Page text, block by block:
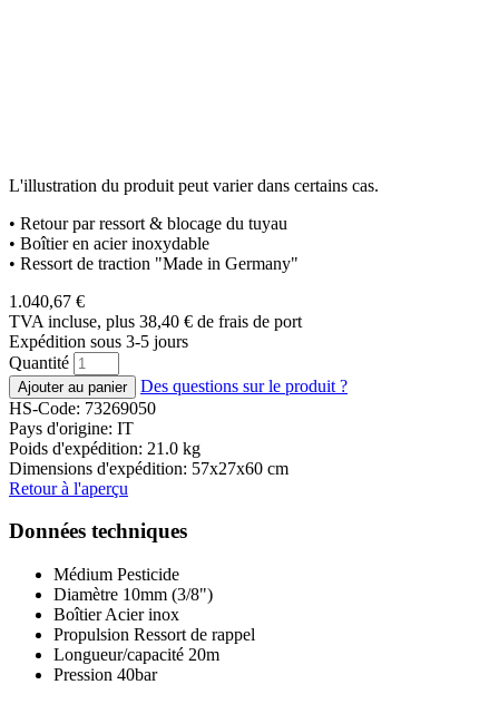
L'illustration du produit peut varier dans certains cas.
• Retour par ressort & blocage du tuyau
• Boîtier en acier inoxydable
• Ressort de traction "Made in Germany"
1.040,67 €
TVA incluse, plus 38,40 € de frais de port
Expédition sous 3-5 jours
Quantité
Des questions sur le produit ?
HS-Code: 73269050
Pays d'origine: IT
Poids d'expédition: 21.0 kg
Dimensions d'expédition: 57x27x60 cm
Retour à l'aperçu
Données techniques
Médium Pesticide
Diamètre 10mm (3/8")
Boîtier Acier inox
Propulsion Ressort de rappel
Longueur/capacité 20m
Pression 40bar